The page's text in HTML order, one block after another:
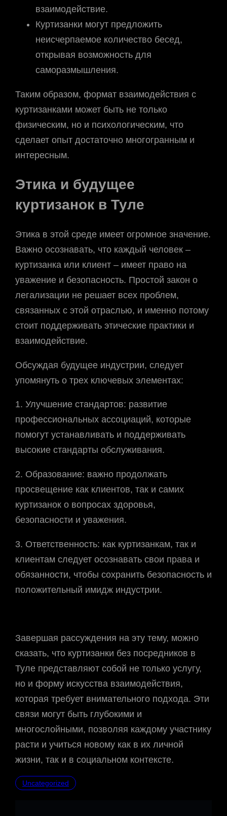
взаимодействие.
Куртизанки могут предложить
неисчерпаемое количество бесед,
открывая возможность для
саморазмышления.
Таким образом, формат взаимодействия с
куртизанками может быть не только
физическим, но и психологическим, что
сделает опыт достаточно многогранным и
интересным.
Этика и будущее
куртизанок в Туле
Этика в этой среде имеет огромное значение.
Важно осознавать, что каждый человек –
куртизанка или клиент – имеет право на
уважение и безопасность. Простой закон о
легализации не решает всех проблем,
связанных с этой отраслью, и именно потому
стоит поддерживать этические практики и
взаимодействие.
Обсуждая будущее индустрии, следует
упомянуть о трех ключевых элементах:
1. Улучшение стандартов: развитие
профессиональных ассоциаций, которые
помогут устанавливать и поддерживать
высокие стандарты обслуживания.
2. Образование: важно продолжать
просвещение как клиентов, так и самих
куртизанок о вопросах здоровья,
безопасности и уважения.
3. Ответственность: как куртизанкам, так и
клиентам следует осознавать свои права и
обязанности, чтобы сохранить безопасность и
положительный имидж индустрии.
Завершая рассуждения на эту тему, можно
сказать, что куртизанки без посредников в
Туле представляют собой не только услугу,
но и форму искусства взаимодействия,
которая требует внимательного подхода. Эти
связи могут быть глубокими и
многослойными, позволяя каждому участнику
расти и учиться новому как в их личной
жизни, так и в социальном контексте.
Uncategorized